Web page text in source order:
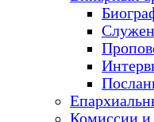
Комиссии и